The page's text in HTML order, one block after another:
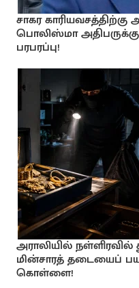
சாகர காரியவசத்திற்கு
பொலிஸ்மா அதிபருக்கு
பரபரப்பு!
அராலியில்
மின்சாரத் தடையைப்
கொள்ளை!